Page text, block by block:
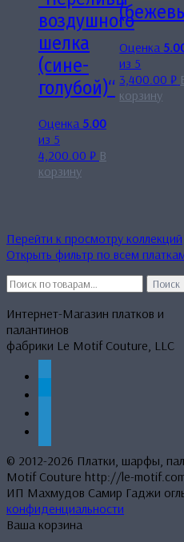
воздушного
шелка
(сине-
голубой)“
Оценка 5.00
из 5
4,200.00 ₽ В
корзину
Оценка
из 5
3,400.00₽
корзину
Перейти к просмотру коллекций
Открыть фильтр по всем
Искать:
Поиск
Интернет-Магазин платков и
палантинов
фабрики Le Motif Couture, LLC
© 2012-2026 Платки, шарфы,
Motif Couture http://le-
ИП Махмудов Самир Гаджи
конфиденциальности
Ваша корзина